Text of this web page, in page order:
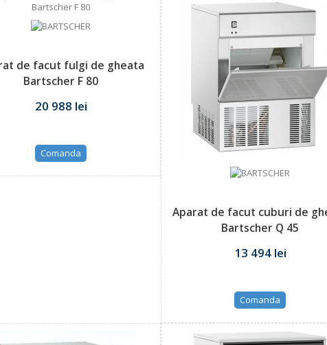
de facut fulgi de gheata
Bartscher F 80
20 988 lei
Comanda
Aparat de facut cuburi de
Bartscher Q 45
13 494 lei
Comanda